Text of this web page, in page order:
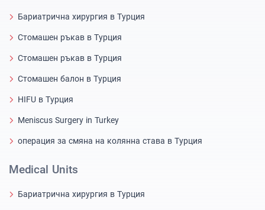
Бариатрична хирургия в Турция
Стомашен ръкав в Турция
Стомашен ръкав в Турция
Стомашен балон в Турция
HIFU в Турция
Meniscus Surgery in Turkey
операция за смяна на колянна става в Турция
Medical Units
Бариатрична хирургия в Турция